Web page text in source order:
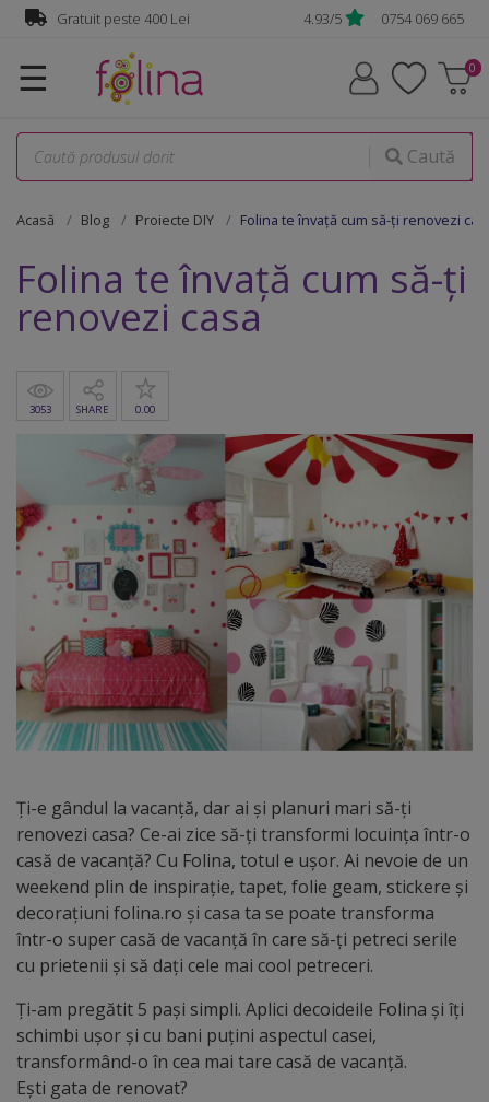
Gratuit peste 400 Lei 4.93/5 0754 069 665
☰
Caută
Acasă Blog Proiecte DIY Folina te învață cum să-ți renovezi
Folina te învață cum să-ți
renovezi casa
3053 SHARE 0.00
Ți-e gândul la vacanță, dar ai și planuri mari să-ți
renovezi casa? Ce-ai zice să-ți transformi locuința într-o
casă de vacanță? Cu Folina, totul e ușor. Ai nevoie de un
weekend plin de inspirație, tapet, folie geam, stickere și
decorațiuni folina.ro și casa ta se poate transforma
într-o super casă de vacanță în care să-ți petreci serile
cu prietenii și să dați cele mai cool petreceri.
Ți-am pregătit 5 pași simpli. Aplici decoideile Folina și îți
schimbi ușor și cu bani puțini aspectul casei,
transformând-o în cea mai tare casă de vacanță.
Ești gata de renovat?